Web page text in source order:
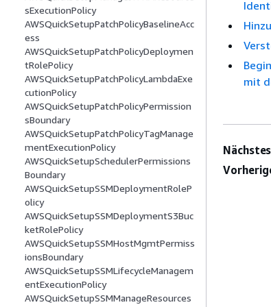
sExecutionPolicy
AWSQuickSetupPatchPolicyBaselineAcc
ess
AWSQuickSetupPatchPolicyDeploymen
tRolePolicy
AWSQuickSetupPatchPolicyLambdaExe
cutionPolicy
AWSQuickSetupPatchPolicyPermission
sBoundary
AWSQuickSetupPatchPolicyTagManage
mentExecutionPolicy
AWSQuickSetupSchedulerPermissions
Boundary
AWSQuickSetupSSMDeploymentRoleP
olicy
AWSQuickSetupSSMDeploymentS3Buc
ketRolePolicy
AWSQuickSetupSSMHostMgmtPermiss
ionsBoundary
AWSQuickSetupSSMLifecycleManagem
entExecutionPolicy
AWSQuickSetupSSMManageResources
mit